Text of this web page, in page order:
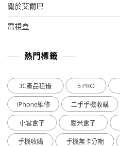
關於艾爾巴
電視盒
熱門標籤
3C產品租借 5 PRO
iPhone維修 二手手機收購
小雲盒子 愛米盒子
手機收購 手機無卡分期